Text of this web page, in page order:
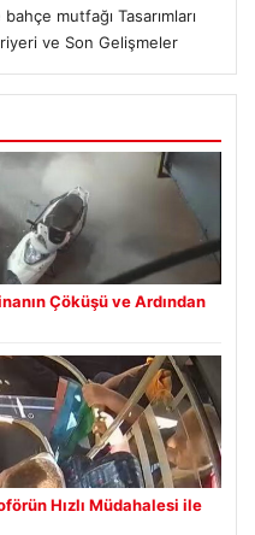
mutfağı Tasarımları
ve Son Gelişmeler
Çöküşü ve Ardından
Hızlı Müdahalesi ile